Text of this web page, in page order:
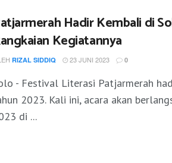
Hadir Kembali di
Kegiatannya
RIZAL SIDDIQ 23 JUNI 2023 0
- Festival Literasi Patjarmerah
2023. Kali ini, acara akan
di ...